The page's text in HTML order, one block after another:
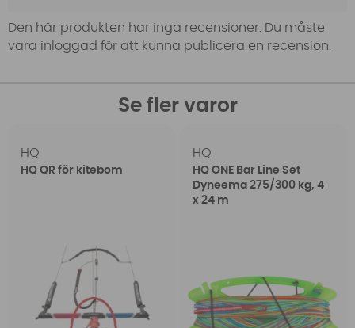
Den här produkten har inga recensioner. Du måste
vara inloggad för att kunna publicera en recension.
Se fler varor
HQ
HQ QR för kitebom
HQ
HQ ONE Bar Line Set
Dyneema 275/300 kg, 4
x 24 m